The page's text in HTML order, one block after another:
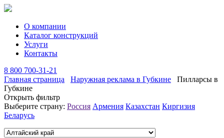
О компании
Каталог конструкций
Услуги
Контакты
8 800 700-31-21
Главная страница
Наружная реклама в Губкине
Пилларсы в
Губкине
Открыть фильтр
Выберите страну: Россия Армения Казахстан Киргизия
Беларусь